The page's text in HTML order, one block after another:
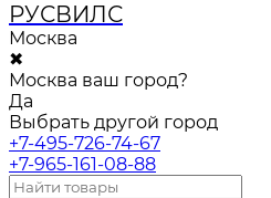
РУСВИЛС
Москва
✖
Москва ваш город?
Да
Выбрать другой город
+7-495-726-74-67
+7-965-161-08-88